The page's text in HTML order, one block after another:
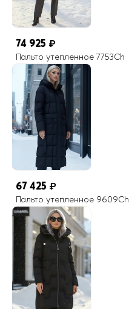
74 925 ₽
Пальто утепленное 7753Ch
67 425 ₽
Пальто утепленное 9609Ch